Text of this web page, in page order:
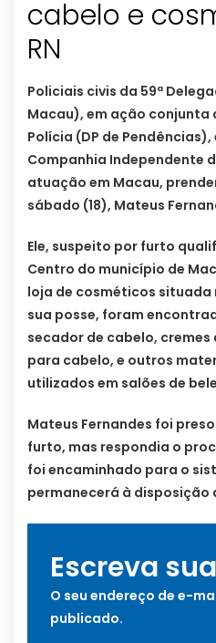
cabelo e
RN
Policiais civis da 59ª
Macau), em ação conjunta
Polícia (DP de Pendências),
Companhia Independente
atuação em Macau,
sábado (18), Mateus
Ele, suspeito por furto
Centro do município de
loja de cosméticos situada
sua posse, foram
secador de cabelo,
para cabelo, e outros
utilizados em salões de
Mateus Fernandes foi
furto, mas respondia o
foi encaminhado para o
permanecerá à disposição
Escreva
O seu endereço de e-
publicado.